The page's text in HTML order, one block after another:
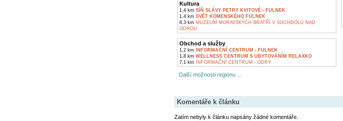
Kultura
1,4 km SÍŇ SLÁVY PETRY KVITOVÉ - FULNEK
1,4 km SVĚT KOMENSKÉHO FULNEK
8,3 km MUZEUM MORAVSKÝCH BRATŘÍ V SUCHDOLU NAD
ODROU
Obchod a služby
1,2 km
INFORMAČNÍ CENTRUM - FULNEK
1,8 km WELLNESS CENTRUM S UBYTOVÁNÍM RELAXKO
7,1 km INFORMAČNÍ CENTRUM - ODRY
Další možnosti regionu ...
Komentáře k článku
Zatím nebyly k článku napsány žádné komentáře.